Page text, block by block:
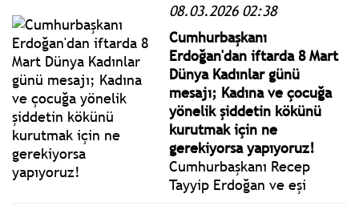
Bahçeli: Siyonist-
emperyalist çıkar ve şiddet
ortaklığının askeri ve
politik iradesi kan, kin ve
nefretle sarılmıştır.
08.03.2026 02:38
Cumhurbaşkanı
Erdoğan'dan iftarda 8 Mart
Dünya Kadınlar günü
mesajı; Kadına ve çocuğa
yönelik şiddetin kökünü
kurutmak için ne
gerekiyorsa yapıyoruz!
Cumhurbaşkanı Recep
Tayyip Erdoğan ve eşi